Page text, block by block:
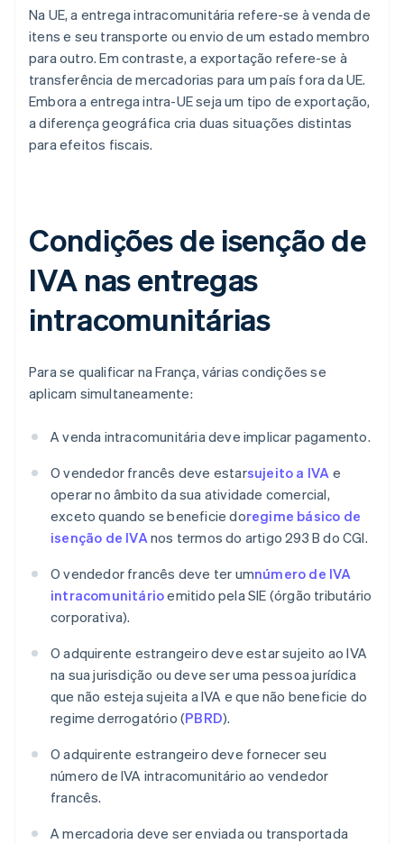
Na UE, a entrega intracomunitária refere-se à venda de
itens e seu transporte ou envio de um estado membro
para outro. Em contraste, a exportação refere-se à
transferência de mercadorias para um país fora da UE.
Embora a entrega intra-UE seja um tipo de exportação,
a diferença geográfica cria duas situações distintas
para efeitos fiscais.
Condições de isenção de
IVA nas entregas
intracomunitárias
Para se qualificar na França, várias condições se
aplicam simultaneamente:
A venda intracomunitária deve implicar pagamento.
O vendedor francês deve estarsujeito a IVA e
operar no âmbito da sua atividade comercial,
exceto quando se beneficie doregime básico de
isenção de IVAnos termos do artigo 293 B do CGI.
O vendedor francês deve ter umnúmero de IVA
intracomunitárioemitido pela SIE (órgão tributário
corporativa).
O adquirente estrangeiro deve estar sujeito ao IVA
na sua jurisdição ou deve ser uma pessoa jurídica
que não esteja sujeita a IVA e que não beneficie do
regime derrogatório (PBRD).
O adquirente estrangeiro deve fornecer seu
número de IVA intracomunitário ao vendedor
francês.
A mercadoria deve ser enviada ou transportada